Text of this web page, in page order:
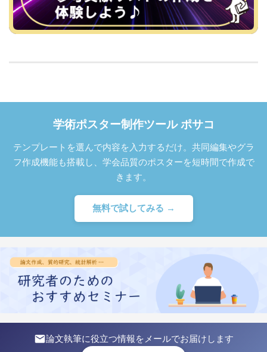
学術ポスター制作ツール ポサコ
テンプレートを選んで内容を入力するだけ。共同編集やグラ
フ作成機能も搭載し、学会品質のポスターを短時間で作成で
きます。
無料で試してみる →
論文執筆に役立つ情報をメールでお届けします